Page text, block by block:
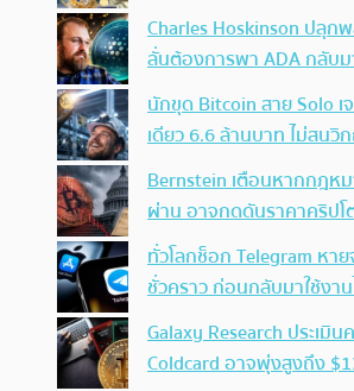
Charles Hoskinson ปลุก
ลั่นต้องการพา ADA กลับม
นักขุด Bitcoin สาย Solo
เดียว 6.6 ล้านบาท ไม่สนวิ
Bernstein เตือนหากกฎหม
ผ่าน อาจกดดันราคาคริปโ
ทั่วโลกช็อก Telegram หา
ชั่วคราว ก่อนกลับมาใช้งา
Galaxy Research ประเมิ
Coldcard อาจพุ่งสูงถึง